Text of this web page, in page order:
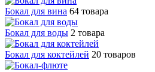
Бокал для вина 64 товара
Бокал для воды 2 товара
Бокал для коктейлей 20 товаров